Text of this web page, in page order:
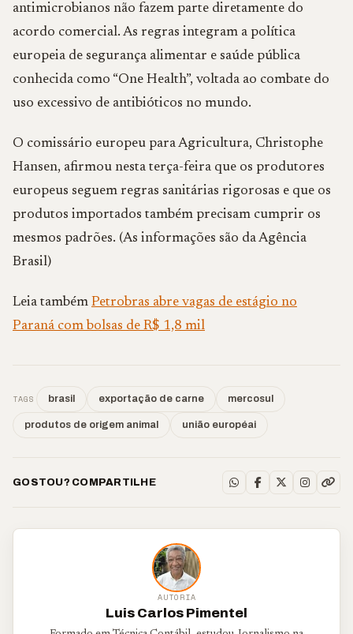
antimicrobianos não fazem parte diretamente do
acordo comercial. As regras integram a política
europeia de segurança alimentar e saúde pública
conhecida como “One Health”, voltada ao combate do
uso excessivo de antibióticos no mundo.
O comissário europeu para Agricultura, Christophe
Hansen, afirmou nesta terça-feira que os produtores
europeus seguem regras sanitárias rigorosas e que os
produtos importados também precisam cumprir os
mesmos padrões. (As informações são da Agência
Brasil)
Leia também Petrobras abre vagas de estágio no
Paraná com bolsas de R$ 1,8 mil
TAGS brasil exportação de carne mercosul
produtos de origem animal união européai
GOSTOU? COMPARTILHE
AUTORIA
Luis Carlos Pimentel